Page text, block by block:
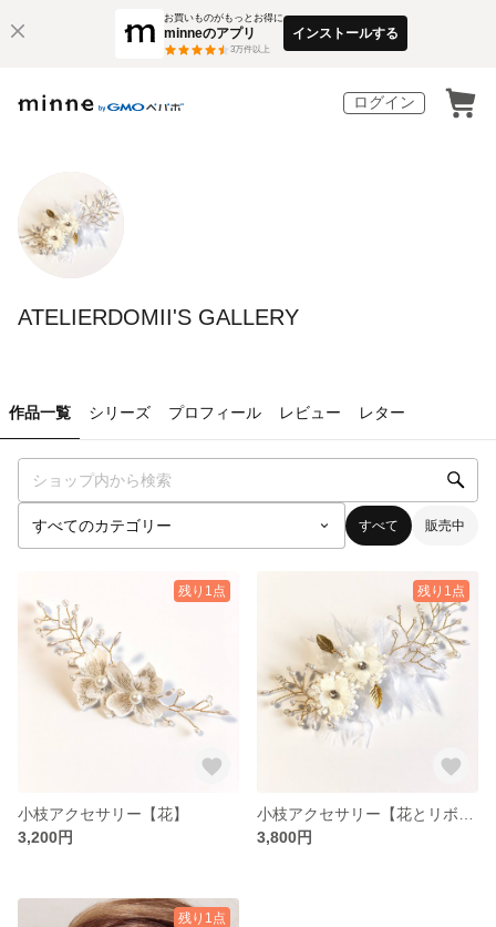
お買いものがもっとお得に
minneのアプリ
3万件以上
インストールする
ログイン
ATELIERDOMII'S GALLERY
作品一覧 シリーズ プロフィール レビュー レター
すべて 販売中
残り1点
小枝アクセサリー【花】
3,200円
残り1点
3,800円
残り1点